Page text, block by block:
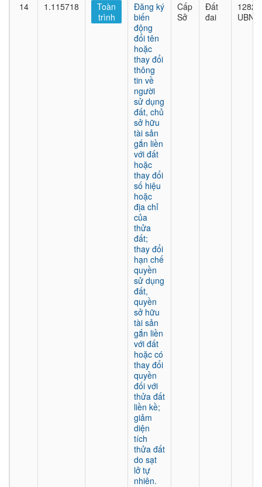
14 1.115718
Toàn
trình
Đăng ký
biến
động
đổi tên
hoặc
thay đổi
thông
tin về
người
sử dụng
đất, chủ
sở hữu
tài sản
gắn liền
với đất
hoặc
thay đổi
số hiệu
hoặc
địa chỉ
của
thửa
đất;
thay đổi
hạn chế
quyền
sử dụng
đất,
quyền
sở hữu
tài sản
gắn liền
với đất
hoặc có
thay đổi
quyền
đối với
thửa đất
liền kề;
giảm
diện
tích
thửa đất
do sạt
lở tự
nhiên.
Cấp
Sở
Đất
đai
1282/
UBND